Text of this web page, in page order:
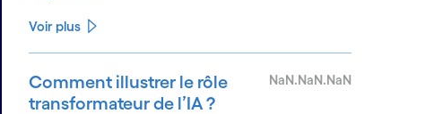
Voir plus
Comment illustrer le rôle
transformateur de l’IA ?
NaN.NaN.NaN